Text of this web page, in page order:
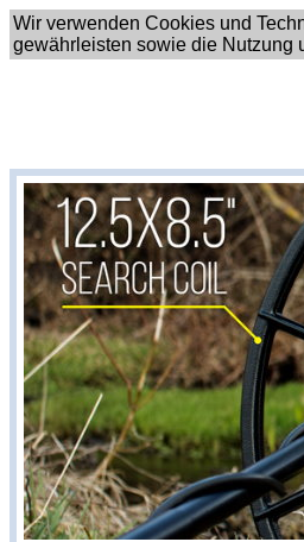
Wir verwenden Cookies und
gewährleisten sowie die Nutzung